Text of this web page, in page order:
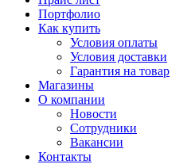
Портфолио
Как купить
Условия оплаты
Условия доставки
Гарантия на товар
Магазины
О компании
Новости
Сотрудники
Вакансии
Контакты